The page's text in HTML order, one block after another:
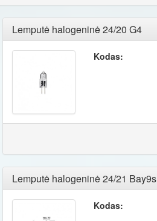
Lemputė halogeninė 24/20 G4
Kodas:
Lemputė halogeninė 24/21 Bay9s
Kodas: